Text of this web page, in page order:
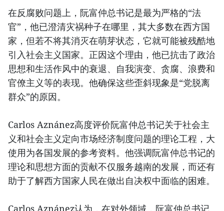
在反腐败问题上，阮富仲总书记是最为严格的“法
官”，他已澄清灾祸种子在哪里，其大多数在西方国
家，但若不将其消灭在萌芽状态，它就可能被残酷地
引入社会主义国家。正因这个理由，他已抗击了政治
思想和生活作风中的衰退、自我演变、贪腐、浪费和
官僚主义等的表现。他确保这些歪斜现象是“党脱离
群众”的原因。
Carlos Aznánez高度评价阮富仲总书记关于社会主
义和社会主义定向市场经济制度问题的理论工程，大
使用为各国发展的参考资料。他强调阮富仲总书记的
理论和思想方面的贡献不仅服务越南的发展，而还有
助于了解西方国家人民在做出自决权中面临的困难。
Carlos Aznánez认为，在对外领域，阮富仲总书记